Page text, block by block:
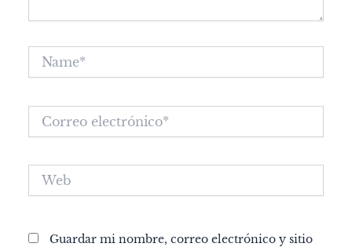
Name*
Correo
electrónico*
Web
Guardar mi nombre, correo electrónico y sitio